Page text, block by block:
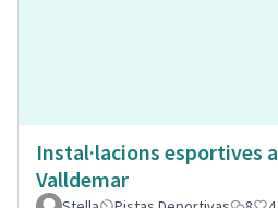
Instal·lacions esportives a
Valldemar